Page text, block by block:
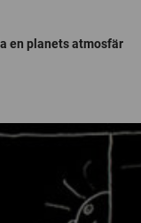
en planets atmosfär